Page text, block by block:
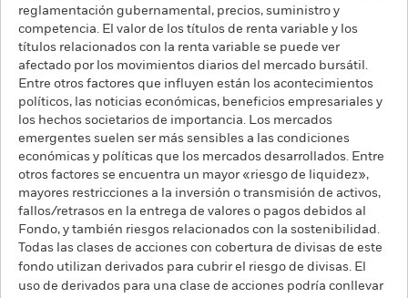
reglamentación gubernamental, precios, suministro y
competencia. El valor de los títulos de renta variable y los
títulos relacionados con la renta variable se puede ver
afectado por los movimientos diarios del mercado bursátil.
Entre otros factores que influyen están los acontecimientos
políticos, las noticias económicas, beneficios empresariales y
los hechos societarios de importancia. Los mercados
emergentes suelen ser más sensibles a las condiciones
económicas y políticas que los mercados desarrollados. Entre
otros factores se encuentra un mayor «riesgo de liquidez»,
mayores restricciones a la inversión o transmisión de activos,
fallos/retrasos en la entrega de valores o pagos debidos al
Fondo, y también riesgos relacionados con la sostenibilidad.
Todas las clases de acciones con cobertura de divisas de este
fondo utilizan derivados para cubrir el riesgo de divisas. El
uso de derivados para una clase de acciones podría conllevar